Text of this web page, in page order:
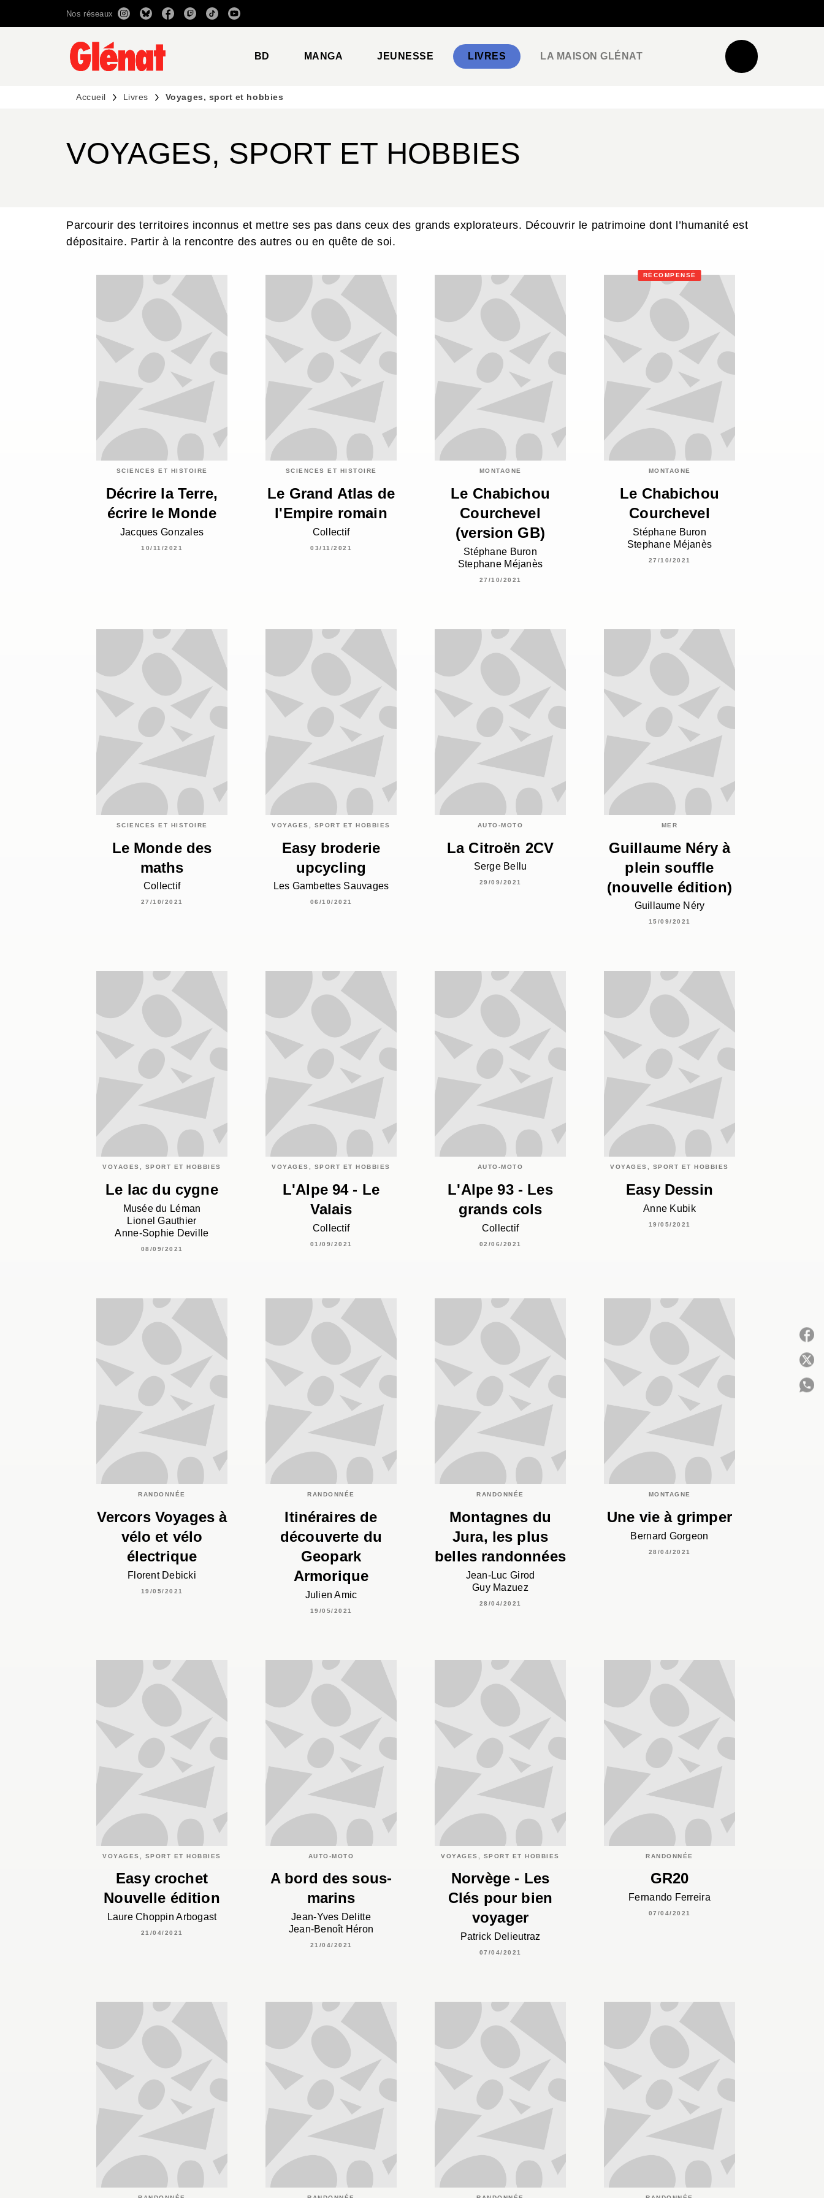
RECHERCHE CONTENU
Nos réseaux
BD MANGA JEUNESSE LIVRES LA MAISON GLÉNAT
Accueil Livres Voyages, sport et hobbies
VOYAGES, SPORT ET HOBBIES
Parcourir des territoires inconnus et mettre ses pas dans ceux des grands explorateurs. Découvrir le patrimoine dont l’humanité est
dépositaire. Partir à la rencontre des autres ou en quête de soi.
SCIENCES ET HISTOIRE
Décrire la Terre,
écrire le Monde
Jacques Gonzales
10/11/2021
SCIENCES ET HISTOIRE
Le Grand Atlas de
l'Empire romain
Collectif
03/11/2021
MONTAGNE
Le Chabichou
Courchevel
(version GB)
Stéphane Buron
Stephane Méjanès
27/10/2021
RÉCOMPENSÉ
MONTAGNE
Le Chabichou
Courchevel
Stéphane Buron
Stephane Méjanès
27/10/2021
SCIENCES ET HISTOIRE
Le Monde des
maths
Collectif
27/10/2021
VOYAGES, SPORT ET HOBBIES
Easy broderie
upcycling
Les Gambettes Sauvages
06/10/2021
AUTO-MOTO
La Citroën 2CV
Serge Bellu
29/09/2021
MER
Guillaume Néry à
plein souffle
(nouvelle édition)
Guillaume Néry
15/09/2021
VOYAGES, SPORT ET HOBBIES
Le lac du cygne
Musée du Léman
Lionel Gauthier
Anne-Sophie Deville
08/09/2021
VOYAGES, SPORT ET HOBBIES
L'Alpe 94 - Le
Valais
Collectif
01/09/2021
AUTO-MOTO
L'Alpe 93 - Les
grands cols
Collectif
02/06/2021
VOYAGES, SPORT ET HOBBIES
Easy Dessin
Anne Kubik
19/05/2021
RANDONNÉE
Vercors Voyages à
vélo et vélo
électrique
Florent Debicki
19/05/2021
RANDONNÉE
Itinéraires de
découverte du
Geopark
Armorique
Julien Amic
19/05/2021
RANDONNÉE
Montagnes du
Jura, les plus
belles randonnées
Jean-Luc Girod
Guy Mazuez
28/04/2021
MONTAGNE
Une vie à grimper
Bernard Gorgeon
28/04/2021
VOYAGES, SPORT ET HOBBIES
Easy crochet
Nouvelle édition
Laure Choppin Arbogast
21/04/2021
AUTO-MOTO
A bord des sous-
marins
Jean-Yves Delitte
Jean-Benoît Héron
21/04/2021
VOYAGES, SPORT ET HOBBIES
Norvège - Les
Clés pour bien
voyager
Patrick Delieutraz
07/04/2021
RANDONNÉE
GR20
Fernando Ferreira
07/04/2021